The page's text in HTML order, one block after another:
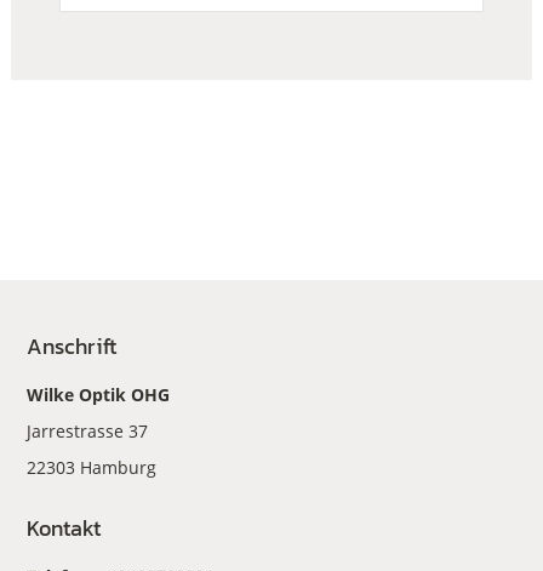
Anschrift
Wilke Optik OHG
Jarrestrasse 37
22303 Hamburg
Kontakt